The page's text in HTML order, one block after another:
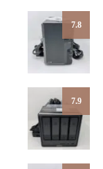
7.8
7.9